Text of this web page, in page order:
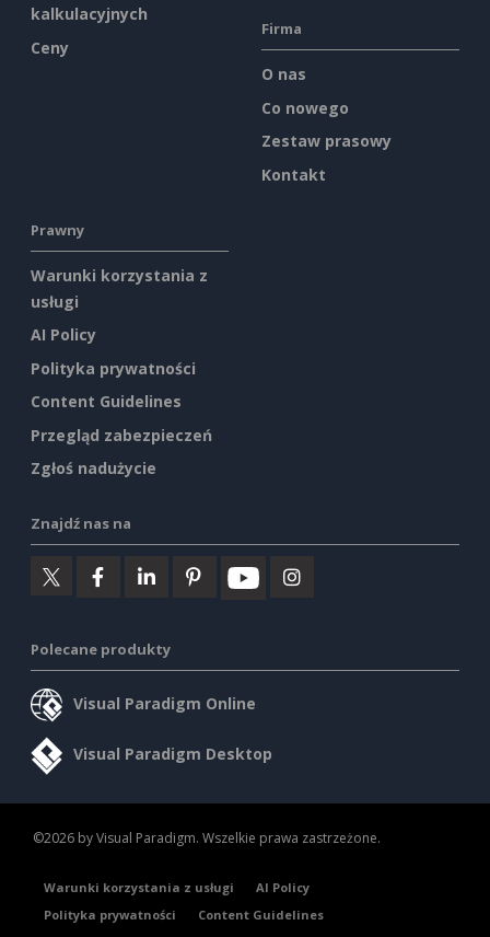
kalkulacyjnych
Ceny
Firma
O nas
Co nowego
Zestaw prasowy
Kontakt
Prawny
Warunki korzystania z
usługi
AI Policy
Polityka prywatności
Content Guidelines
Przegląd zabezpieczeń
Zgłoś nadużycie
Znajdź nas na
Polecane produkty
Visual Paradigm Online
Visual Paradigm Desktop
©2026 by Visual Paradigm. Wszelkie prawa zastrzeżone.
Warunki korzystania z usługi
AI Policy
Polityka prywatności
Content Guidelines